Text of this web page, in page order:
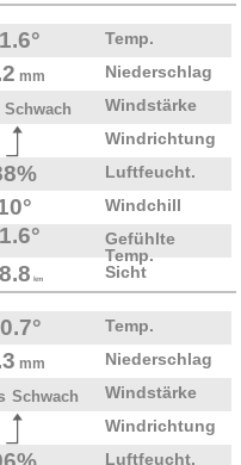
Temp.
mm
Niederschlag
Schwach
Windstärke
Windrichtung
Luftfeucht.
Windchill
Gefühlte
Temp.
km Sicht
Temp.
mm
Niederschlag
Schwach
Windstärke
Windrichtung
Luftfeucht.